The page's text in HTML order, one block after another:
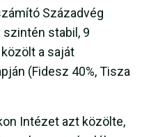
Századvég
stabil, 9
a saját
(Fidesz 40%, Tisza
Intézet azt közölte,